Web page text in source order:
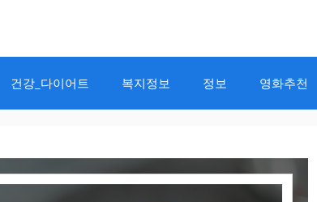
건강_다이어트 복지정보 정보 영화추천